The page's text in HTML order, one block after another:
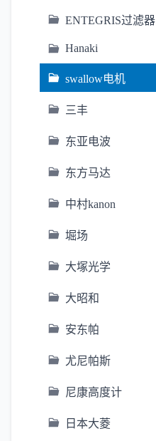
ENTEGRIS过滤器
Hanaki
swallow电机
三丰
东亚电波
东方马达
中村kanon
堀场
大塚光学
大昭和
安东帕
尤尼帕斯
尼康高度计
日本大菱